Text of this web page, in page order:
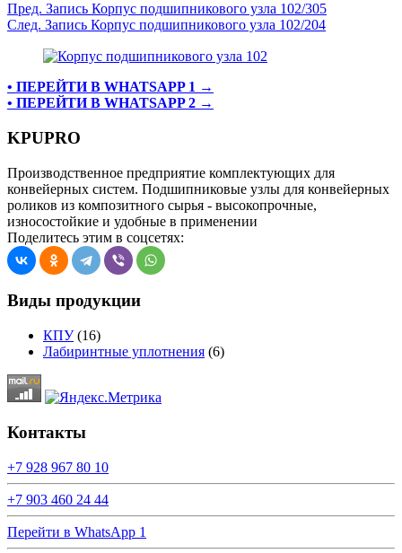
Пред. Запись Корпус подшипникового узла 102/305
След. Запись Корпус подшипникового узла 102/204
• ПЕРЕЙТИ В WHATSAPP 1 →
• ПЕРЕЙТИ В WHATSAPP 2 →
KPUPRO
Производственное предприятие комплектующих для
конвейерных систем. Подшипниковые узлы для конвейерных
роликов из композитного сырья - высокопрочные,
износостойкие и удобные в применении
Поделитесь этим в соцсетях:
Виды продукции
КПУ(16)
Лабиринтные уплотнения (6)
Контакты
+7 928 967 80 10
+7 903 460 24 44
Перейти в WhatsApp 1